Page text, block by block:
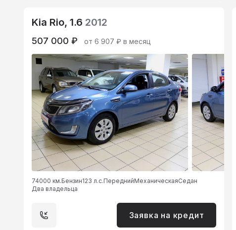
Kia Rio, 1.6 2012
507 000 ₽ от 6 907 ₽ в месяц
74000 км.Бензин123 л.с.ПереднийМеханическаяСедан
Два владельца
Заявка на кредит